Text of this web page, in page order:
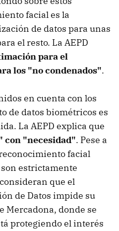
facial es la
de datos para unas
el resto. La AEPD
para el
los "no condenados".
en cuenta con los
de datos biométricos es
La AEPD explica que
con "necesidad". Pese a
facial
estrictamente
que el
de Datos impide su
Mercadona, donde se
protegiendo el interés